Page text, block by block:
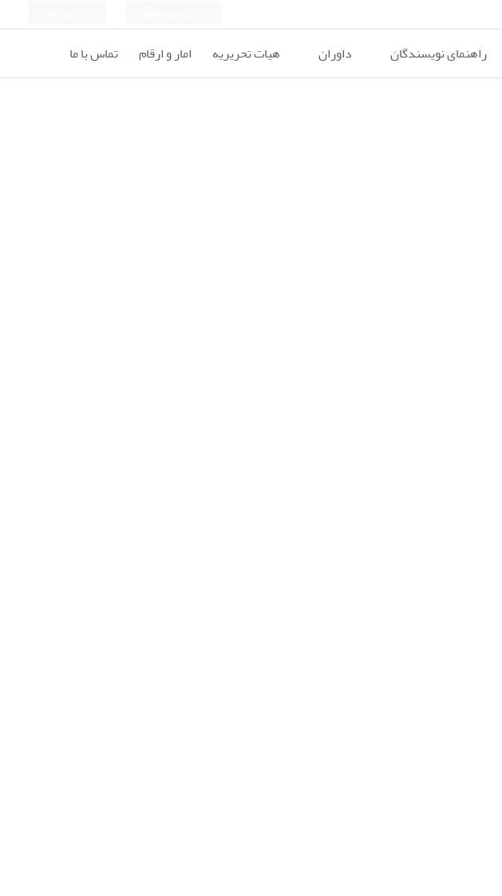
راهنمای نویسندگان داوران هیات تحریریه امار و ارقام تماس با ما